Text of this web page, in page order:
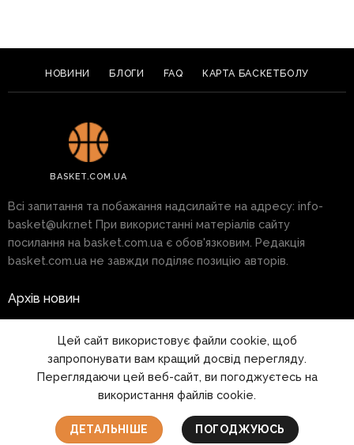
НОВИНИ БЛОГИ FAQ КАРТА БАСКЕТБОЛУ
BASKET.COM.UA
Всі запитання та побажання надсилайте на адресу: info-
basket@ukr.net При використанні матеріалів сайту
посилання на basket.com.ua є обов'язковим. Редакція
basket.com.ua не завжди поділяє позицію авторів.
Архів новин
Правила
1999 - 2026 © www.basket.com.ua
Цей сайт використовує файли cookie, щоб
запропонувати вам кращий досвід перегляду.
Переглядаючи цей веб-сайт, ви погоджуєтесь на
використання файлів cookie.
ДЕТАЛЬНІШЕ ПОГОДЖУЮСЬ